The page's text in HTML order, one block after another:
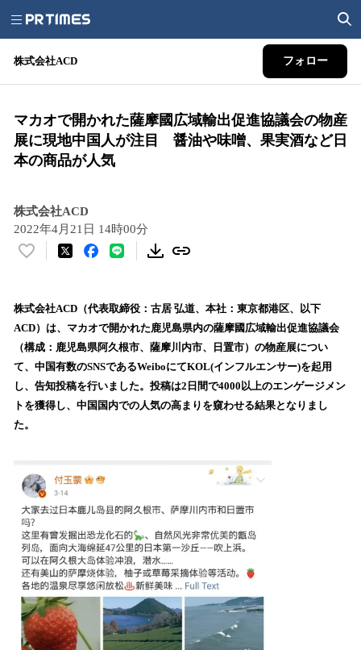
株式会社ACD フォロー
マカオで開かれた薩摩國広域輸出促進協議会の物産
展に現地中国人が注目 醤油や味噌、果実酒など日
本の商品が人気
株式会社ACD
2022年4月21日 14時00分
い
！
数
を
読
込
み
中
株式会社ACD（代表取締役：古居 弘道、本社：東京都港区、以下
ACD）は、マカオで開かれた鹿児島県内の薩摩國広域輸出促進協議会
（構成：鹿児島県阿久根市、薩摩川内市、日置市）の物産展につい
て、中国有数のSNSであるWeiboにてKOL(インフルエンサー)を起用
し、告知投稿を行いました。投稿は2日間で4000以上のエンゲージメン
トを獲得し、中国国内での人気の高まりを窺わせる結果となりまし
た。